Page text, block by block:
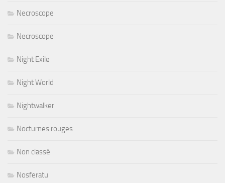
Necroscope
Necroscope
Night Exile
Night World
Nightwalker
Nocturnes rouges
Non classé
Nosferatu